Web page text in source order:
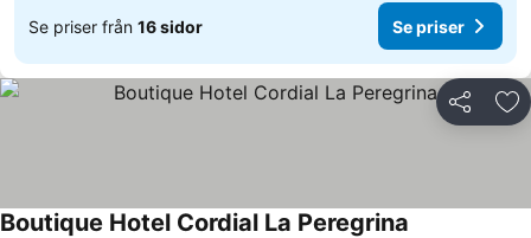
Se priser från 16 sidor Se priser
Dela
Boutique Hotel Cordial La Peregrina